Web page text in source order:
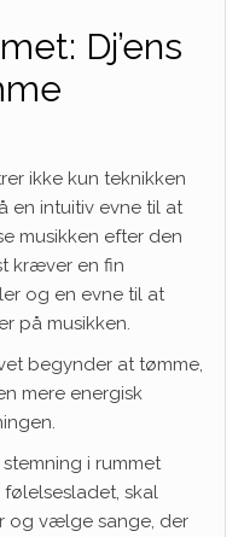
Dj’ens
ikke kun teknikken
en intuitiv evne til at
musikken efter den
kræver en fin
og en evne til at
på musikken.
begynder at tømme,
mere energisk
i rummet
skal
og vælge sange, der